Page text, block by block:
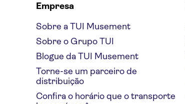
Empresa
Sobre a TUI Musement
Sobre o Grupo TUI
Blogue da TUI Musement
Torne-se um parceiro de
distribuição
Confira o horário que o transporte